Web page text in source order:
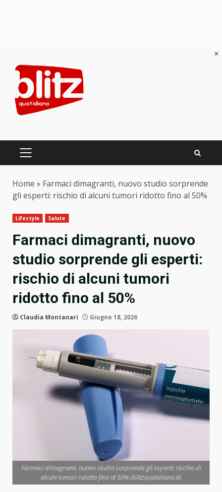
content
PRIMARY
Home » Farmaci dimagranti, nuovo studio sorprende
gli esperti: rischio di alcuni tumori ridotto fino al 50%
Lifestyle Salute
Farmaci dimagranti, nuovo
studio sorprende gli esperti:
rischio di alcuni tumori
ridotto fino al 50%
Claudia Montanari Giugno 18, 2026
Farmaci dimagranti, nuovo studio sorprende gli esperti: rischio di
alcuni tumori ridotto fino al 50% (blitzquotidiano.it)
×